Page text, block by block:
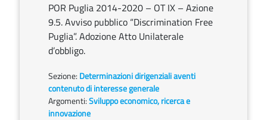
POR Puglia 2014-2020 – OT IX – Azione
9.5. Avviso pubblico “Discrimination Free
Puglia”. Adozione Atto Unilaterale
d’obbligo.
Sezione: Determinazioni dirigenziali aventi
contenuto di interesse generale
Argomenti:Sviluppo economico, ricerca e
innovazione